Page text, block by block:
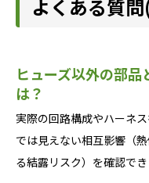
よくある質
ヒューズ以外の部
は？
実際の回路構成やハーネ
では見えない相互影響（
る結露リスク）を確認でき